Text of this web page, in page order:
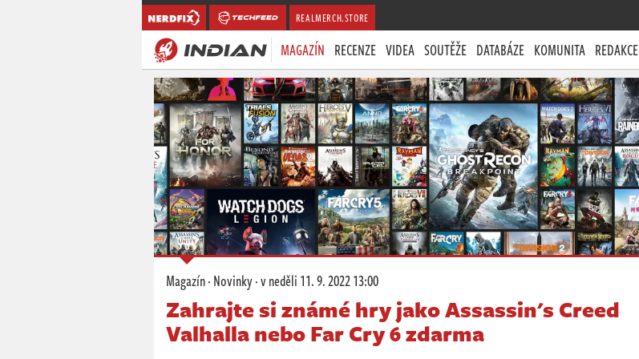
REALMERCH.STORE
MAGAZÍN RECENZE VIDEA SOUTĚŽE DATABÁZE KOMUNITA REDAKCE
Magazín·Novinky·v neděli11. 9. 2022 13:00
Zahrajte si známé hry jako Assassin's Creed
Valhalla nebo Far Cry 6 zdarma